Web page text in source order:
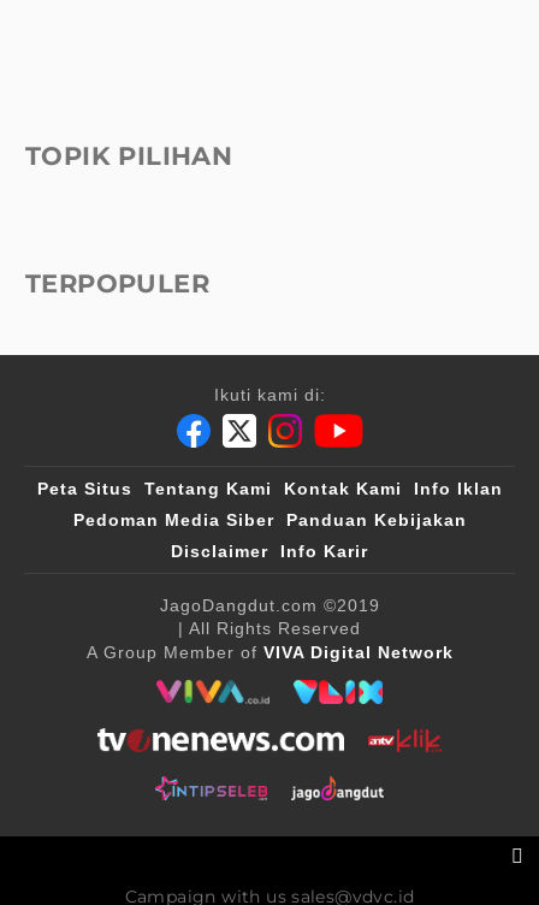
TOPIK PILIHAN
TERPOPULER
Ikuti kami di:
Peta Situs Tentang Kami Kontak Kami
Info Iklan
Pedoman Media Siber
Panduan Kebijakan
Disclaimer
Info Karir
JagoDangdut.com ©2019
| All Rights Reserved
A Group Member of VIVA Digital Network
